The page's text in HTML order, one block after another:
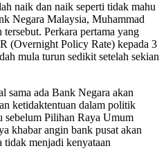
naik dan naik seperti tidak mahu
Negara Malaysia, Muhammad
Perkara pertama yang
(Overnight Policy Rate) kepada 3
mula turun sedikit setelah sekian
sama ada Bank Negara akan
ketidaktentuan dalam politik
sebelum Pilihan Raya Umum
khabar angin bank pusat akan
menjadi kenyataan